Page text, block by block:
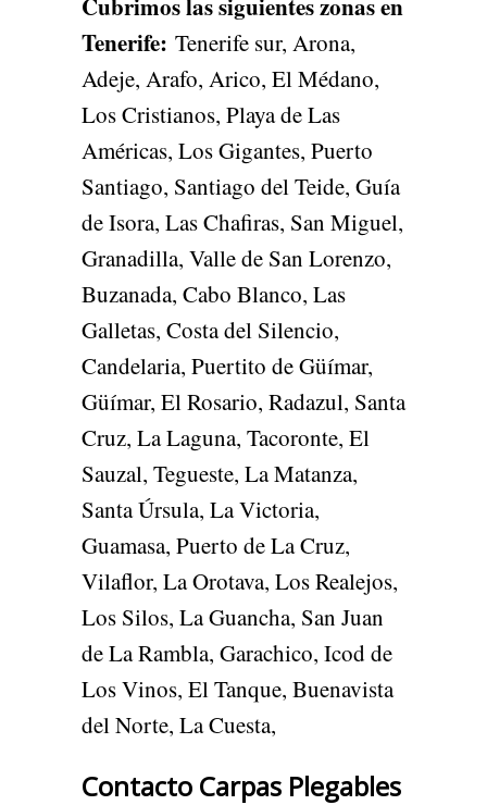
Tenerife: Tenerife sur, Arona,
Adeje, Arafo, Arico, El Médano,
Los Cristianos, Playa de Las
Américas, Los Gigantes, Puerto
Santiago, Santiago del Teide, Guía
de Isora, Las Chafiras, San Miguel,
Granadilla, Valle de San Lorenzo,
Buzanada, Cabo Blanco, Las
Galletas, Costa del Silencio,
Candelaria, Puertito de Güímar,
Güímar, El Rosario, Radazul, Santa
Cruz, La Laguna, Tacoronte, El
Sauzal, Tegueste, La Matanza,
Santa Úrsula, La Victoria,
Guamasa, Puerto de La Cruz,
Vilaflor, La Orotava, Los Realejos,
Los Silos, La Guancha, San Juan
de La Rambla, Garachico, Icod de
Los Vinos, El Tanque, Buenavista
del Norte, La Cuesta,
Contacto Carpas Plegables